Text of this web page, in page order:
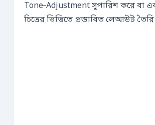
Tone‑Adjustment সুপারিশ করে বা
চিত্রের ভিত্তিতে প্রস্তাবিত লেআউট